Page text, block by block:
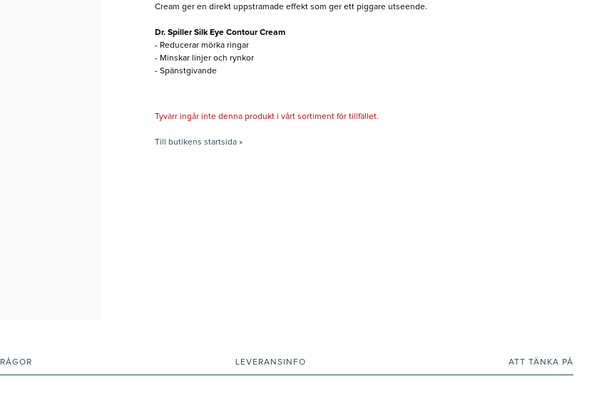
Cream ger en direkt uppstramade effekt som ger ett piggare utseende.
Dr. Spiller Silk Eye Contour Cream
- Reducerar mörka ringar
- Minskar linjer och rynkor
- Spänstgivande
Tyvärr ingår inte denna produkt i vårt sortiment för tillfället.
Till butikens startsida »
LEVERANSINFO ATT TÄNKA PÅ